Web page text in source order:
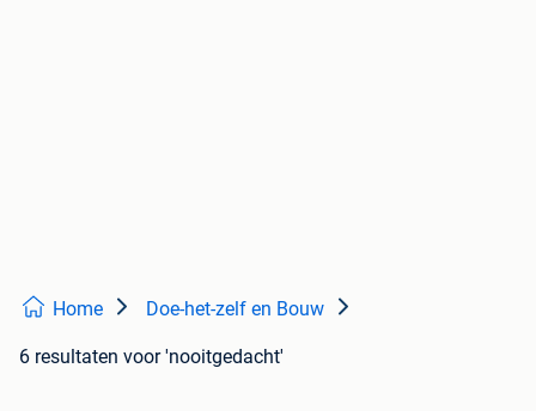
Home Doe-het-zelf en Bouw
6 resultaten voor 'nooitgedacht'